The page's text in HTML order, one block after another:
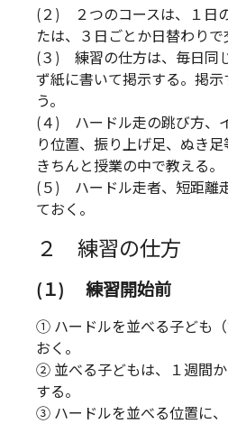
(２) ２つのコースは、１日
たは、３日ごとか日替わりで
(３) 練習の仕方は、毎日同
ず紙に書いて掲示する。掲
う。
(４) ハードル走の跳び方、
り位置、振り上げ足、ぬき足
きちんと授業の中で教える。
(５) ハードル走者、短距離
ておく。
２ 練習の仕方
(１) 練習開始前
① ハードルを並べる子ども
おく。
② 並べる子どもは、１週間
する。
③ ハードルを並べる位置に、